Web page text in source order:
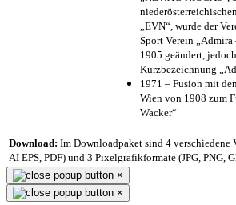
„EVN“, wurde der
Sport Verein
1905 geändert,
Kurzbezeichnung
1971 – Fusion mit
Wien von 1908 zum
Wacker“
Download: Im Downloadpaket sind 4 verschiedene
AI EPS, PDF) und 3 Pixelgrafikformate (JPG, PNG,
×
×